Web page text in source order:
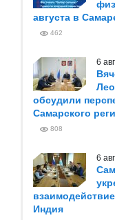
августа в
462
6
обсудили
Самарского
808
6
Индия